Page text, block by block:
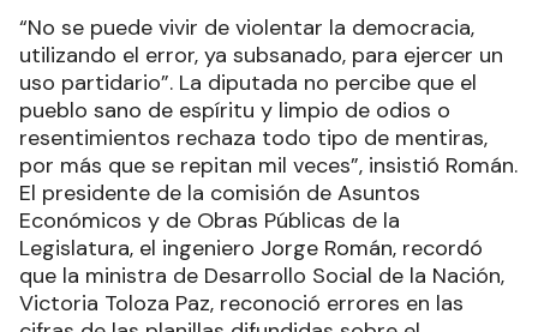
“No se puede vivir de violentar la democracia,
utilizando el error, ya subsanado, para ejercer un
uso partidario”. La diputada no percibe que el
pueblo sano de espíritu y limpio de odios o
resentimientos rechaza todo tipo de mentiras,
por más que se repitan mil veces”, insistió Román.
El presidente de la comisión de Asuntos
Económicos y de Obras Públicas de la
Legislatura, el ingeniero Jorge Román, recordó
que la ministra de Desarrollo Social de la Nación,
Victoria Toloza Paz, reconoció errores en las